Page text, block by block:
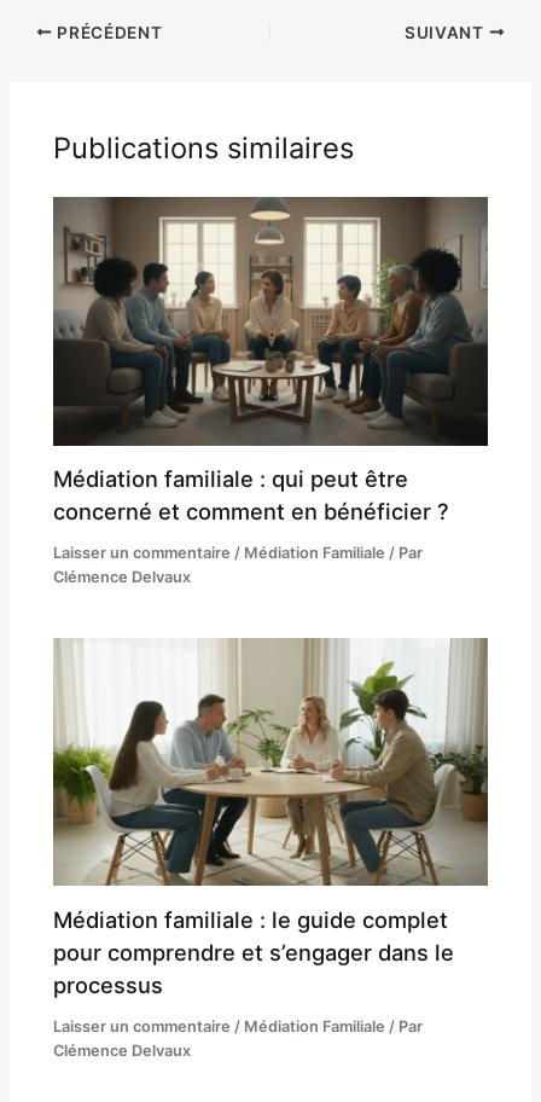
PRÉCÉDENT SUIVANT
Publications similaires
Médiation familiale : qui peut être
concerné et comment en bénéficier ?
Laisser un commentaire / Médiation Familiale / Par
Clémence Delvaux
Médiation familiale : le guide complet
pour comprendre et s’engager dans le
processus
Laisser un commentaire / Médiation Familiale / Par
Clémence Delvaux